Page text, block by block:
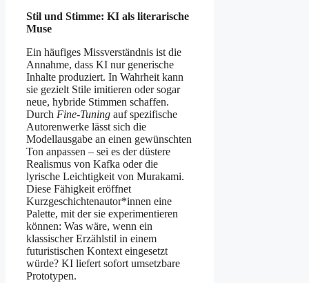
Stil und Stimme: KI als literarische
Muse
Ein häufiges Missverständnis ist die
Annahme, dass KI nur generische
Inhalte produziert. In Wahrheit kann
sie gezielt Stile imitieren oder sogar
neue, hybride Stimmen schaffen.
Durch Fine‑Tuning auf spezifische
Autorenwerke lässt sich die
Modellausgabe an einen gewünschten
Ton anpassen – sei es der düstere
Realismus von Kafka oder die
lyrische Leichtigkeit von Murakami.
Diese Fähigkeit eröffnet
Kurzgeschichtenautor*innen eine
Palette, mit der sie experimentieren
können: Was wäre, wenn ein
klassischer Erzählstil in einem
futuristischen Kontext eingesetzt
würde? KI liefert sofort umsetzbare
Prototypen.